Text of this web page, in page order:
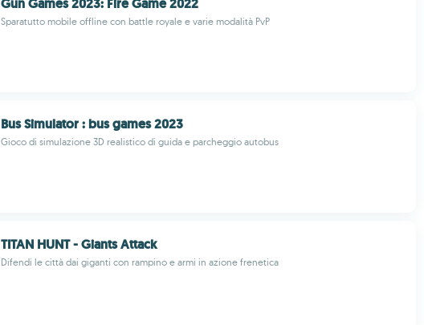
Gun Games 2023: Fire Game 2022
Sparatutto mobile offline con battle royale e varie modalità PvP
Bus Simulator : bus games 2023
Gioco di simulazione 3D realistico di guida e parcheggio autobus
TITAN HUNT - Giants Attack
Difendi le città dai giganti con rampino e armi in azione frenetica